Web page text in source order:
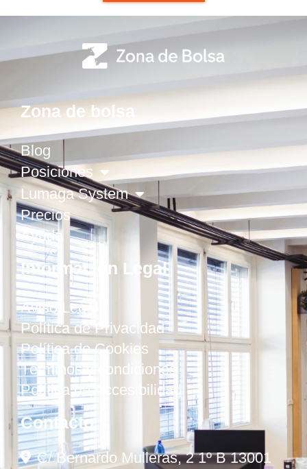
Zona de bolsa
Blog
Posiciones
Lumaga System
Precios
Ayuda
Información Legal
Aviso Legal
Política de Privacidad
Política de Cookies
Términos y condiciones
Política de Accesibilidad
Contacto
C/ Bernardo Mulleras, 2 1º B 13001